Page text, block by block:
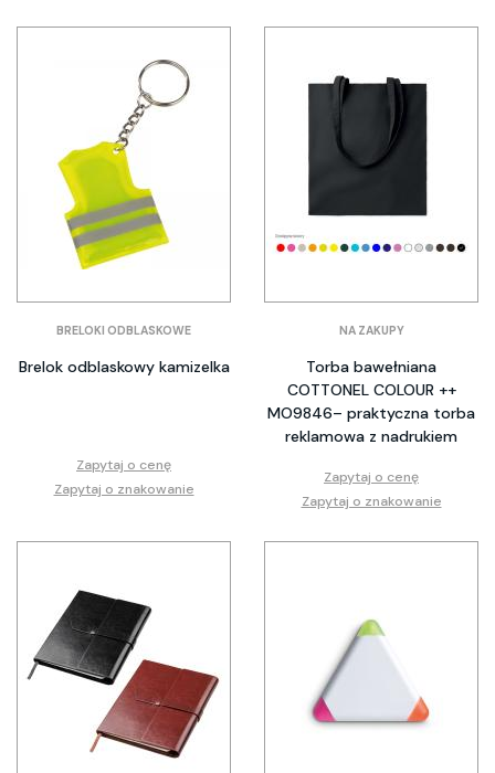
BRELOKI ODBLASKOWE
Brelok odblaskowy kamizelka
Zapytaj o cenę
Zapytaj o znakowanie
NA ZAKUPY
Torba bawełniana
COTTONEL COLOUR ++
MO9846– praktyczna torba
reklamowa z nadrukiem
Zapytaj o cenę
Zapytaj o znakowanie